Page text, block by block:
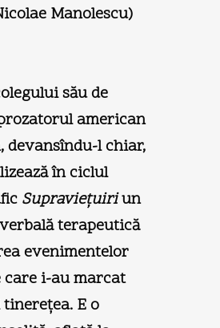
Manolescu)
său de
american
devansîndu-l chiar,
în ciclul
Supravieţuiriun
terapeutică
evenimentelor
i-au marcat
E o